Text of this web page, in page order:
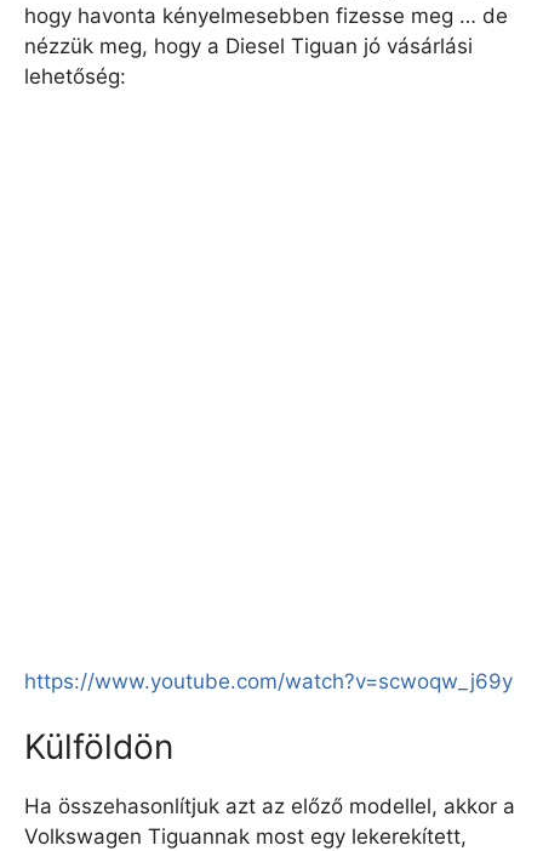
hogy havonta kényelmesebben fizesse meg … de
nézzük meg, hogy a Diesel Tiguan jó vásárlási
lehetőség:
https://www.youtube.com/watch?v=scwoqw_j69y
Külföldön
Ha összehasonlítjuk azt az előző modellel, akkor a
Volkswagen Tiguannak most egy lekerekített,